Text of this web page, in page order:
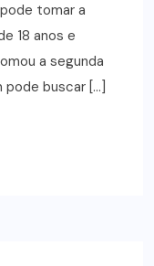
tomar a
18 anos e
a segunda
buscar […]